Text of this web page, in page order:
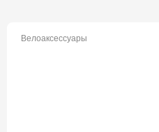
Велоаксессуары